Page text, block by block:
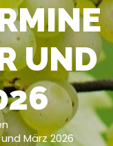
UND
März 2026